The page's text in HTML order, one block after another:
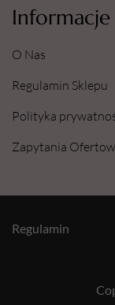
Informacje
O Nas
Regulamin Sklepu
Polityka
Zapytania
Regulamin